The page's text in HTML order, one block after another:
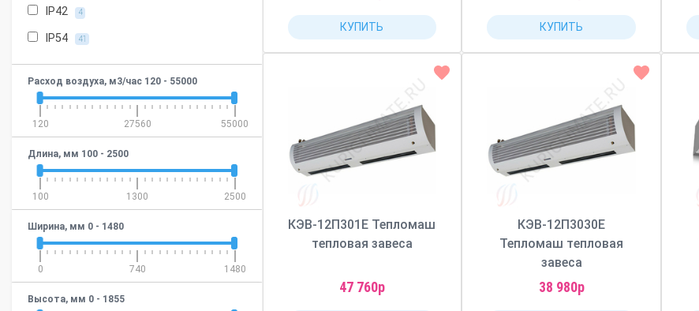
IP42 4
IP54 41
Расход воздуха, м3/час 120 - 55000
120 27560 55000
Длина, мм 100 - 2500
100 1300 2500
Ширина, мм 0 - 1480
0 740 1480
Высота, мм 0 - 1855
КУПИТЬ КУПИТЬ
КЭВ-12П301Е Тепломаш
тепловая завеса
47 760р
КЭВ-12П3030Е
Тепломаш тепловая
завеса
38 980р